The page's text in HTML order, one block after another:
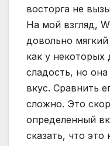
восторга не
На мой взгляд,
довольно
как у некоторых
сладость, но
вкус. Сравнить
сложно. Это
определенный
сказать, что это